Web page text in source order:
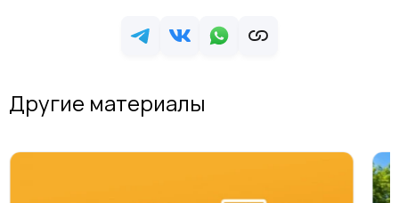
Другие материалы